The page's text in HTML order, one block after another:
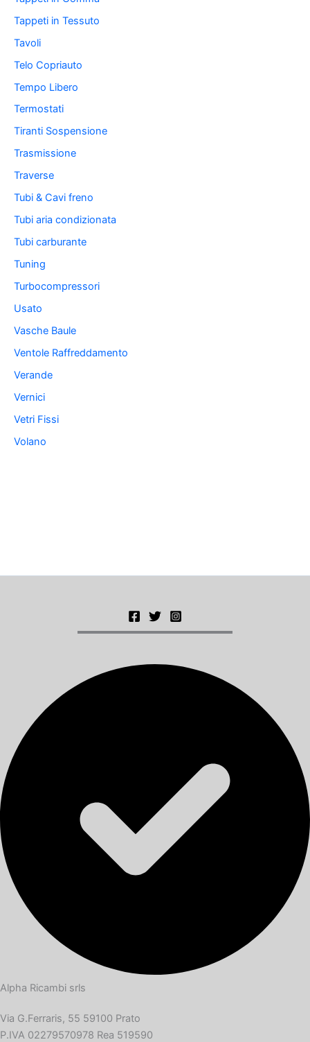
Tappeti in Tessuto
Tavoli
Telo Copriauto
Tempo Libero
Termostati
Tiranti Sospensione
Trasmissione
Traverse
Tubi & Cavi freno
Tubi aria condizionata
Tubi carburante
Tuning
Turbocompressori
Usato
Vasche Baule
Ventole Raffreddamento
Verande
Vernici
Vetri Fissi
Volano
Alpha Ricambi srls
Via G.Ferraris, 55 59100 Prato
P.IVA 02279570978 Rea 519590